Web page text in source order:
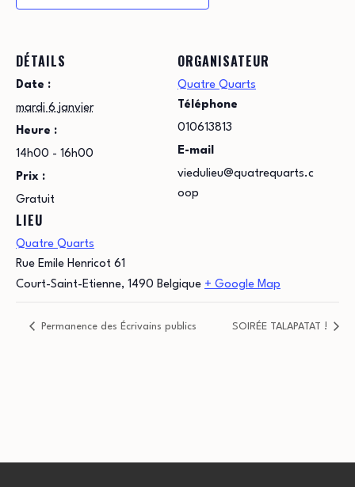
DÉTAILS
Date :
mardi 6 janvier
Heure :
14h00 - 16h00
Prix :
Gratuit
LIEU
Quatre Quarts
Rue Emile Henricot 61
Court-Saint-Etienne, 1490 Belgique + Google Map
ORGANISATEUR
Quatre Quarts
Téléphone
010613813
E-mail
viedulieu@quatrequarts.c
oop
Permanence des Écrivains publics SOIRÉE TALAPATAT !